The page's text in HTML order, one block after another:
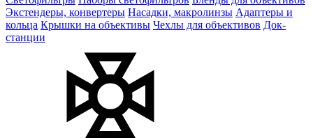
Экстендеры, конвертеры Насадки, макролинзы Адаптеры и
кольца Крышки на объективы Чехлы для объективов Док-
станции